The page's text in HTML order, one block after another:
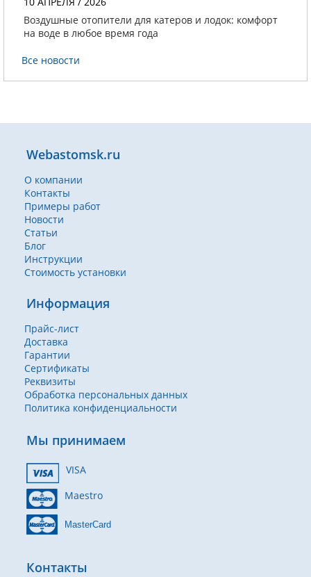
Воздушные отопители для катеров и лодок: комфорт
на воде в любое время года
Все новости
Webastomsk.ru
О компании
Контакты
Примеры работ
Новости
Статьи
Блог
Инструкции
Стоимость установки
Информация
Прайс-лист
Доставка
Гарантии
Сертификаты
Реквизиты
Обработка персональных данных
Политика конфиденциальности
Мы принимаем
VISA
Maestro
MasterCard
Контакты